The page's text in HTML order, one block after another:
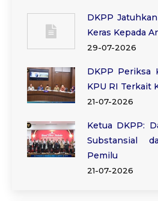
DKPP
Keras Kepada
29-07-2026
DKPP Periksa
KPU RI Terkait
21-07-2026
Ketua DKPP:
Substansial
Pemilu
21-07-2026